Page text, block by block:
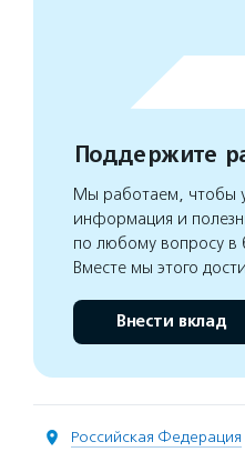
Поддержите
Мы работаем, чтобы
информация и
по любому вопросу в
Вместе мы этого
Внести вклад
Российская Федерация